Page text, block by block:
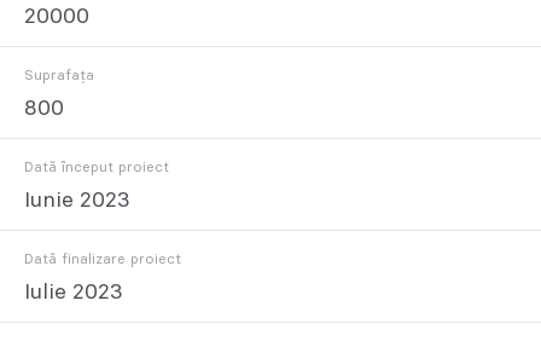
20000
Suprafața
800
Dată început proiect
Iunie 2023
Dată finalizare proiect
Iulie 2023